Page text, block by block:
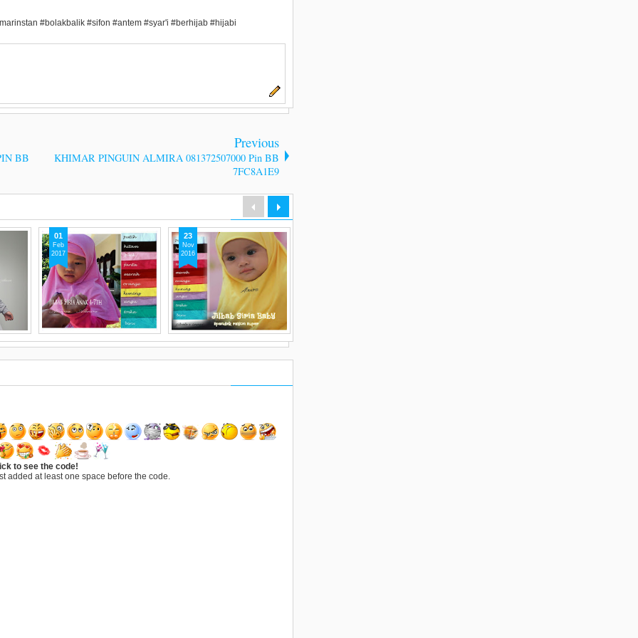
#bolakbalik #sifon #antem #syar'i #berhijab #hijabi
BB
Previous
KHIMAR PINGUIN ALMIRA 081372507000 Pin BB
7FC8A1E9
Tips Jilbab Untuk Si Kecil,
Assalamualaikum Setiap
Begitu [...]
01
Feb
2017
Jilbab Anak Praktis Siria
Assalamualaikum wr wb.
23
Nov
2016
to see the code!
added at least one space before the code.